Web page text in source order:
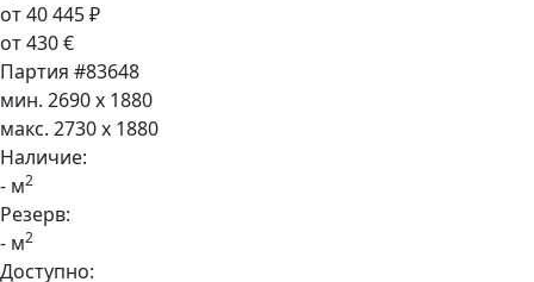
от 40 445 ₽
от 430 €
Партия #83648
мин. 2690 x 1880
макс. 2730 x 1880
Наличие:
- м2
Резерв:
- м2
Доступно: